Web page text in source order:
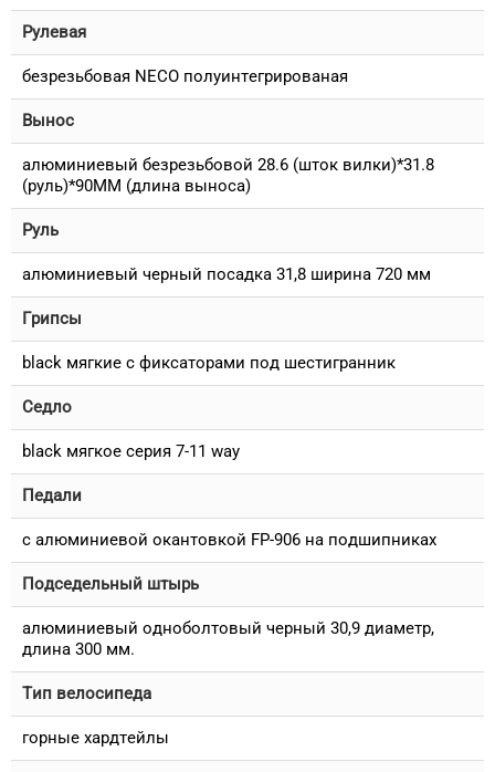
Рулевая
безрезьбовая NECO полуинтегрированая
Вынос
алюминиевый безрезьбовой 28.6 (шток вилки)*31.8
(руль)*90MM (длина выноса)
Руль
алюминиевый черный посадка 31,8 ширина 720 мм
Грипсы
black мягкие c фиксаторами под шестигранник
Седло
black мягкое серия 7-11 way
Педали
с алюминиевой окантовкой FP-906 на подшипниках
Подседельный штырь
алюминиевый одноболтовый черный 30,9 диаметр,
длина 300 мм.
Тип велосипеда
горные хардтейлы